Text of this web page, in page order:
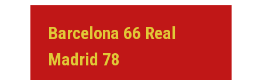
Barcelona 66 Real
Madrid 78